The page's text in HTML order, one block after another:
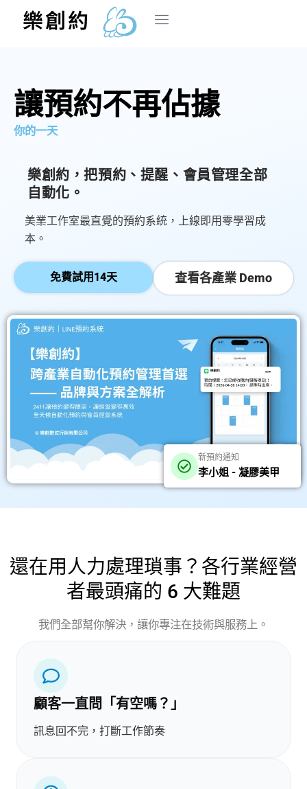
樂創約
讓預約不再佔據
你的一天
樂創約，把預約、提醒、會員管理全部
自動化。
美業工作室最直覺的預約系統，上線即用零學習成
本。
免費試用14天 查看各產業 Demo
新預約通知
李小姐 - 凝膠美甲
還在用人力處理瑣事？各行業經營
者最頭痛的 6 大難題
我們全部幫你解決，讓你專注在技術與服務上。
顧客一直問「有空嗎？」
訊息回不完，打斷工作節奏